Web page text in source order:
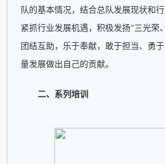
队的基本情况，结合总队发展现状和
紧抓行业发展机遇，积极发扬“三光荣
团结互助，乐于奉献，敢于担当、勇
量发展做出自己的贡献。
二、系列培训